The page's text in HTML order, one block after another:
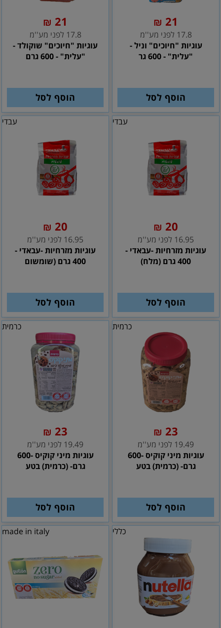
21
₪
17.8 לפני מע''מ
עוגיות "חיוכים" וניל -
"עלית" - 600 גר
הוסף לסל
21
₪
17.8 לפני מע''מ
עוגיות "חיוכים" שוקולד -
"עלית" - 600 גרם
הוסף לסל
עבדי
20
₪
16.95 לפני מע''מ
עוגיות מזרחיות -עבאדי -
400 גרם (מלח)
הוסף לסל
עבדי
20
₪
16.95 לפני מע''מ
עוגיות מזרחיות -עבאדי -
400 גרם (שומשום
הוסף לסל
כרמית
23
₪
19.49 לפני מע''מ
עוגיות מיני קוקיס -600
גרם- (כרמית) בטע
הוסף לסל
כרמית
23
₪
19.49 לפני מע''מ
עוגיות מיני קוקיס -600
גרם- (כרמית) בטע
הוסף לסל
כללי made in italy